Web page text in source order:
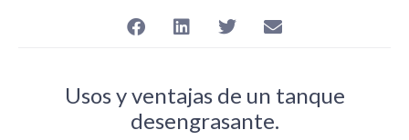
Usos y ventajas de un tanque
desengrasante.